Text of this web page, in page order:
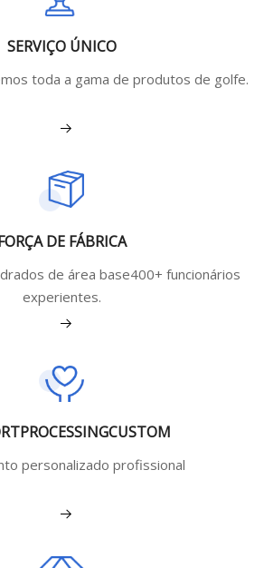
SERVIÇO ÚNICO
toda a gama de produtos de golfe.
Veja mais
DE FÁBRICA
de área base400+ funcionários
experientes.
Veja mais
personalizado profissional
Veja mais